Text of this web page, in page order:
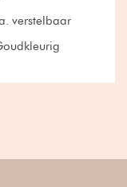
verstelbaar